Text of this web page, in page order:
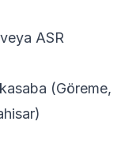
ASR
(Göreme,